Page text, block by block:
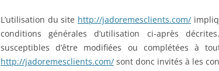
L’utilisation du site http://jadoremesclients.com/
conditions générales d’utilisation ci-après
susceptibles d’être modifiées ou complétées à
http://jadoremesclients.com/ sont donc invités à les